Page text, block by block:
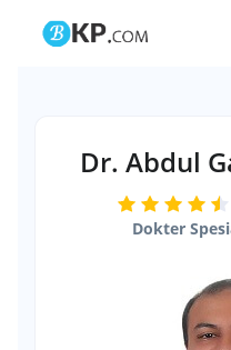
Dr. Abdul
Dokter